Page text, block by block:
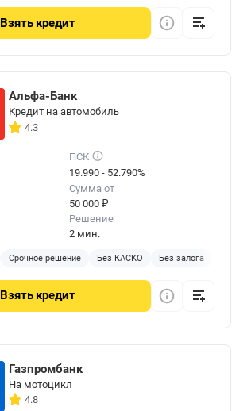
Взять кредит
Альфа-Банк
Кредит на автомобиль
4.3
ПСК
19.990 - 52.790%
Сумма от
50 000 ₽
Решение
2 мин.
Срочное решение Без КАСКО Без залога
Взять кредит
Газпромбанк
На мотоцикл
4.8